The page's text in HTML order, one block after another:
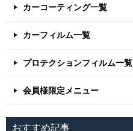
カーコーティング一覧
カーフィルム一覧
プロテクションフィルム一覧
会員様限定メニュー
おすすめ記事